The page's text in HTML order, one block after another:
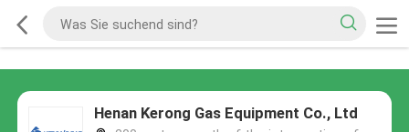
Henan Kerong Gas Equipment Co., Ltd